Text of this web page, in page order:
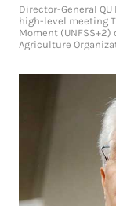
Director-General
high-level meeting
Moment
Agriculture